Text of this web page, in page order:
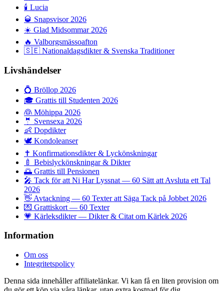
🕯️ Lucia
🥃 Snapsvisor 2026
☀️ Glad Midsommar 2026
🔥 Valborgsmässoafton
🇸🇪 Nationaldagsdikter & Svenska Traditioner
Livshändelser
💍 Bröllop 2026
🎓 Grattis till Studenten 2026
👰 Möhippa 2026
🤵 Svensexa 2026
👶 Dopdikter
🕊️ Kondoleanser
✝️ Konfirmationsdikter & Lyckönskningar
🍼 Bebislyckönskningar & Dikter
🌅 Grattis till Pensionen
🎤 Tack för att Ni Har Lyssnat — 60 Sätt att Avsluta ett Tal
2026
👋 Avtackning — 60 Texter att Säga Tack på Jobbet 2026
💌 Grattiskort — 60 Texter
💗 Kärleksdikter — Dikter & Citat om Kärlek 2026
Information
Om oss
Integritetspolicy
Denna sida innehåller affiliatelänkar. Vi kan få en liten provision om